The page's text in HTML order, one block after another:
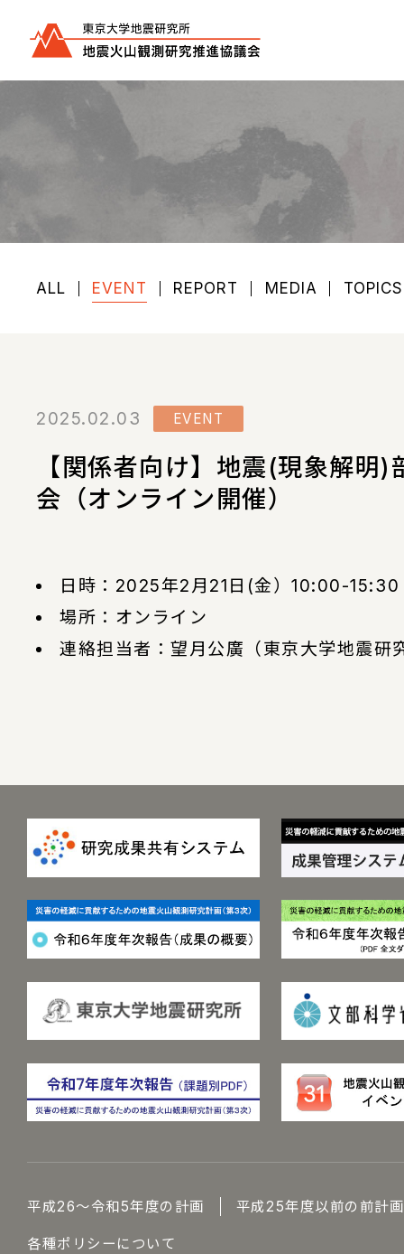
ALL EVENT REPORT MEDIA TOPICS
2025.02.03 EVENT
【関係者向け】地震(現象解明)
会（オンライン開催）
日時：2025年2月21日(金）10:00-15:30
場所：オンライン
連絡担当者：望月公廣（東京大学地
平成26～令和5年度の計画 平成25年度以前の前計画
各種ポリシーについて